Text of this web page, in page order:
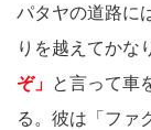
パタヤの道路に
りを越えてかな
ぞ」 と言って車
る。彼は「ファ